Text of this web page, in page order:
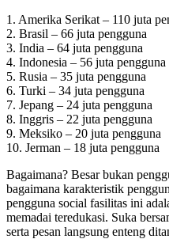
1. Amerika Serikat – 110 juta
2. Brasil – 66 juta pengguna
3. India – 64 juta pengguna
4. Indonesia – 56 juta pengguna
5. Rusia – 35 juta pengguna
6. Turki – 34 juta pengguna
7. Jepang – 24 juta pengguna
8. Inggris – 22 juta pengguna
9. Meksiko – 20 juta pengguna
10. Jerman – 18 juta pengguna
Bagaimana? Besar bukan
bagaimana karakteristik
pengguna social fasilitas ini
memadai teredukasi. Suka
serta pesan langsung enteng